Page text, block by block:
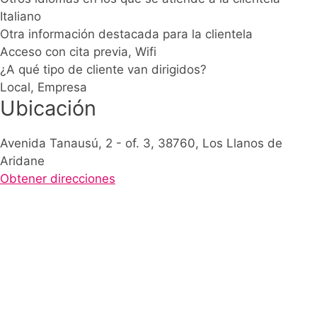
Italiano
Otra información destacada para la clientela
Acceso con cita previa, Wifi
¿A qué tipo de cliente van dirigidos?
Local, Empresa
Ubicación
Avenida Tanausú, 2 - of. 3, 38760, Los Llanos de
Aridane
Obtener direcciones